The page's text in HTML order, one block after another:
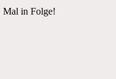
Mal in Folge!